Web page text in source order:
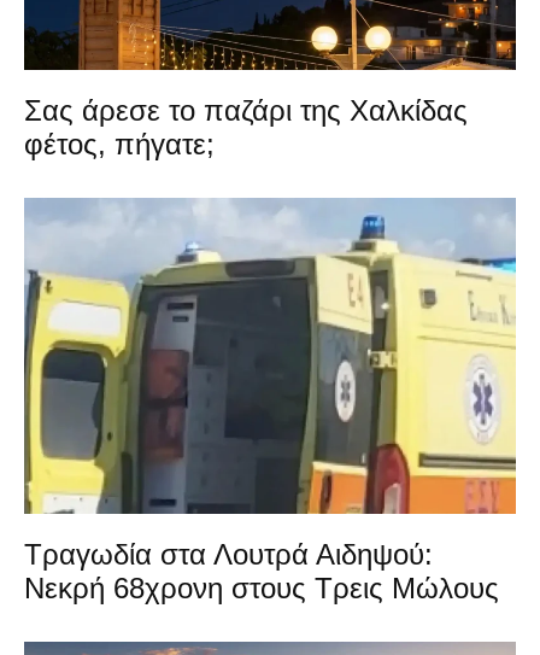
Σας άρεσε το παζάρι της Χαλκίδας
φέτος, πήγατε;
Τραγωδία στα Λουτρά Αιδηψού:
Νεκρή 68χρονη στους Τρεις Μώλους